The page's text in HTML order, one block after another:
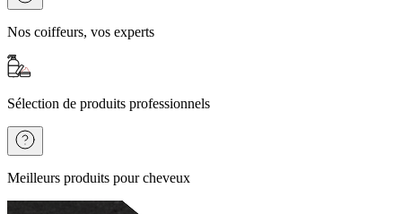
Nos coiffeurs, vos experts
Sélection de produits professionnels
Meilleurs produits pour cheveux